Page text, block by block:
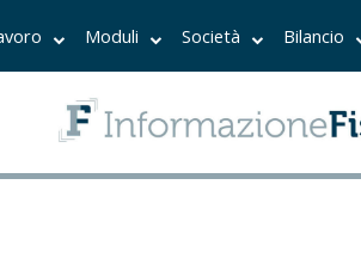
Moduli Società Bilancio